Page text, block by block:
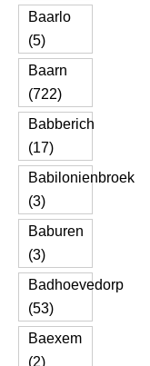
Baarlo
(5)
Baarn
(722)
Babberich
(17)
Babilonienbroek
(3)
Baburen
(3)
Badhoevedorp
(53)
Baexem
(2)